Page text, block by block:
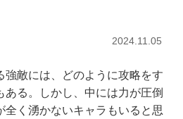
2024.11.05
強敵には、どのように攻略をす
ある。しかし、中には力が圧倒
全く湧かないキャラもいると思